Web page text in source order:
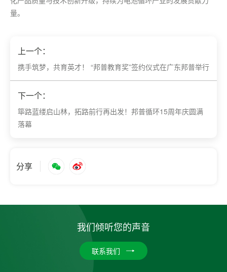
量。
上一个：
携手筑梦，共育英才！ “邦普教育奖”签约仪式在广东邦普举行
下一个：
筚路蓝缕启山林，拓路前行再出发！邦普循环15周年庆圆满
落幕
分享
我们倾听您的声音
联系我们